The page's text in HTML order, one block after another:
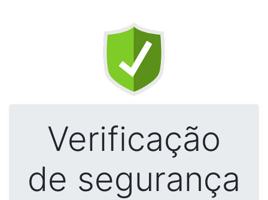
Verificação
de segurança